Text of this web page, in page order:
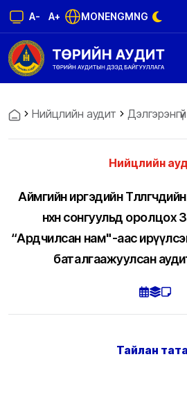
A- A+ MONENGMNG
Нийцлийн аудит Дэлгэрэнгүй
Нийцлийн
Аймгийн иргэдийн
нөхөн сонгуульд оролцох
“Ардчилсан нам"-аас
баталгаажуулсан
Тайлан